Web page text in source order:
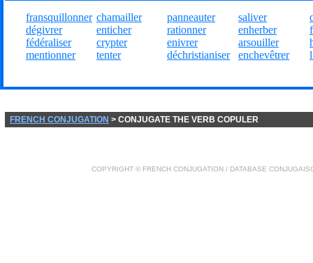
fransquillonner
dégivrer
fédéraliser
mentionner
chamailler
enticher
crypter
tenter
panneauter
rationner
enivrer
déchristianiser
saliver
enherber
arsouiller
enchevêtrer
FRENCH CONJUGATION > CONJUGATE THE VERB COPULER
COPYRIGHT © FRENCH CONJUGATION / DATABASE